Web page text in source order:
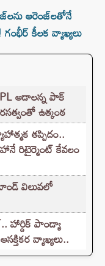
ఆరెంజ్‌లతోనే
కీలక వ్యాఖ్యలు
ఆడాలన్న పాక్‌
ఉత్కంఠ
తప్పిదం..
రిటైర్మెంట్ కేవలం
విలువలో
హార్దిక్ పాండ్యా
వ్యాఖ్యలు..